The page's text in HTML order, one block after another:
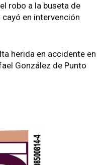
robo a la buseta de
cayó en intervención
herida en accidente en
González de Punto